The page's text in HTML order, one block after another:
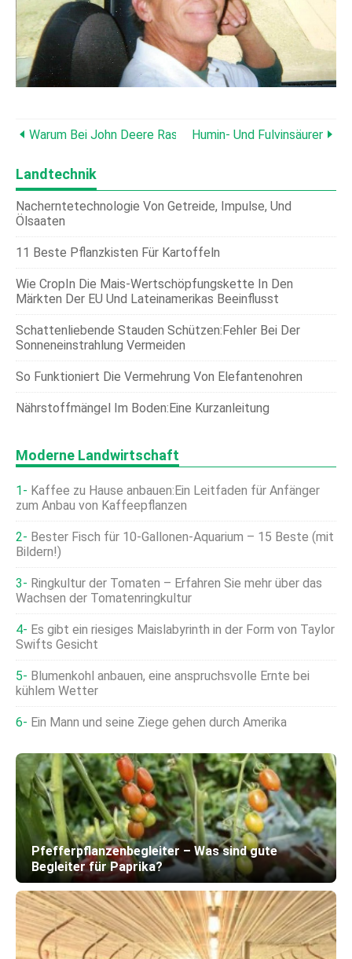
Warum Bei John Deere Rasentraktoren Sicherungen
Humin- Und Fulvinsäuren
Landtechnik
Nacherntetechnologie Von Getreide, Impulse, Und
Ölsaaten
11 Beste Pflanzkisten Für Kartoffeln
Wie CropIn Die Mais-Wertschöpfungskette In Den
Märkten Der EU Und Lateinamerikas Beeinflusst
Schattenliebende Stauden Schützen:Fehler Bei Der
Sonneneinstrahlung Vermeiden
So Funktioniert Die Vermehrung Von Elefantenohren
Nährstoffmängel Im Boden:Eine Kurzanleitung
Moderne Landwirtschaft
Kaffee zu Hause anbauen:Ein Leitfaden für Anfänger
zum Anbau von Kaffeepflanzen
Bester Fisch für 10-Gallonen-Aquarium – 15 Beste (mit
Bildern!)
Ringkultur der Tomaten – Erfahren Sie mehr über das
Wachsen der Tomatenringkultur
Es gibt ein riesiges Maislabyrinth in der Form von Taylor
Swifts Gesicht
Blumenkohl anbauen, eine anspruchsvolle Ernte bei
kühlem Wetter
Ein Mann und seine Ziege gehen durch Amerika
Pfefferpflanzenbegleiter – Was sind gute
Begleiter für Paprika?